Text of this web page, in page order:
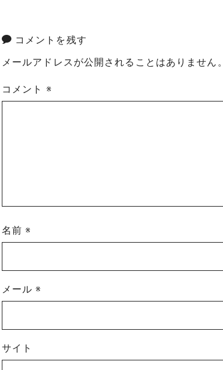
コメントを残す
メールアドレスが公開されることはありません。
コメント ※
名前※
メール※
サイト